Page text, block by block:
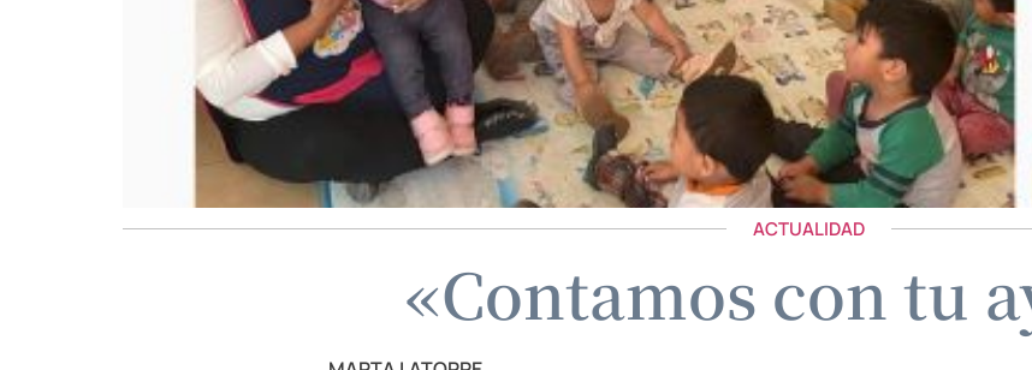
ACTUALIDAD
«Contamos con tu